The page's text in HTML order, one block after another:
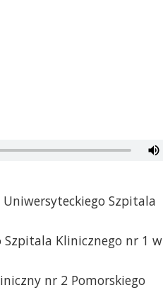
Szpitala
Klinicznego nr 1 w
nr 2 Pomorskiego